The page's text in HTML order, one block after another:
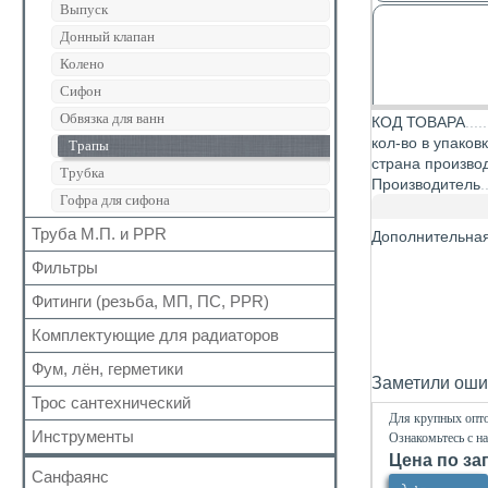
Кран шаровый для газа
Запчасти для кранов
Медь
Шланги для стиральных и посудомоечных
машин
Сальники
Манжеты для канализационных труб
Наборы
Выпуск
Донный клапан
Колено
Сифон
Обвязка для ванн
Трапы
Трубка
Гофра для сифона
Труба М.П. и PPR
Металлопластиковая
Полипропиленовая
Фильтры
Для обратного клапана
Косой
Прямой
Самопромывной
Другие
Фитинги (резьба, МП, ПС, PPR)
Резьбовые
Для МП труб
Для PPR труб
Для полотенцесушителей
Комплектующие для радиаторов
Наборы
Комплектующие
Краны Маевского
Кронштейны
Фум, лён, герметики
ФУМ
Нить
Лён
Трос сантехнический
Инструменты
Санфаянс
КОД ТОВАРА
кол-во в
страна
Производитель
Заметили
Для крупных
Ознакомьтесь с
Цена по